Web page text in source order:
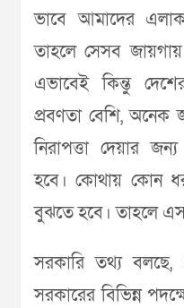
ভাবে আমাদের
তাহলে সেসব
এভাবেই কিন্তু
প্রবণতা বেশি, অনেক
নিরাপত্তা দেয়ার
হবে। কোথায় কোন
বুঝতে হবে। তাহলে
সরকারি তথ্য বলছে,
সরকারের বিভিন্ন